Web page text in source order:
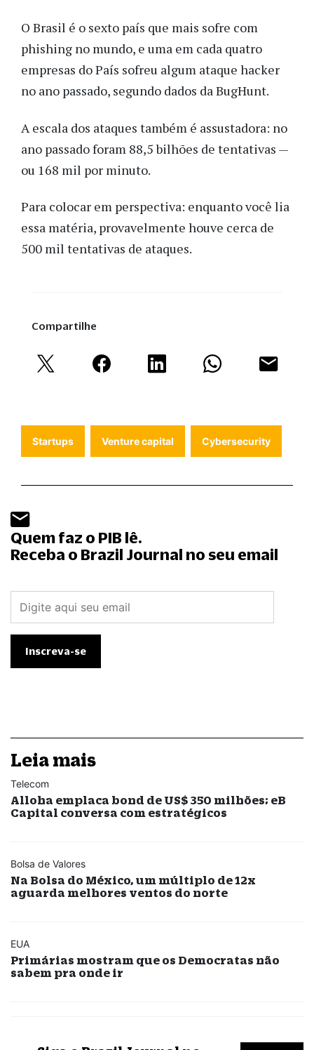
O Brasil é o sexto país que mais sofre com
phishing no mundo, e uma em cada quatro
empresas do País sofreu algum ataque hacker
no ano passado, segundo dados da BugHunt.
A escala dos ataques também é assustadora: no
ano passado foram 88,5 bilhões de tentativas —
ou 168 mil por minuto.
Para colocar em perspectiva: enquanto você lia
essa matéria, provavelmente houve cerca de
500 mil tentativas de ataques.
Compartilhe
Startups Venture capital Cybersecurity
Quem faz o PIB lê.
Receba o Brazil Journal no seu email
Leia mais
Telecom
Alloha emplaca bond de US$ 350 milhões; eB
Capital conversa com estratégicos
Bolsa de Valores
Na Bolsa do México, um múltiplo de 12x
aguarda melhores ventos do norte
EUA
Primárias mostram que os Democratas não
sabem pra onde ir